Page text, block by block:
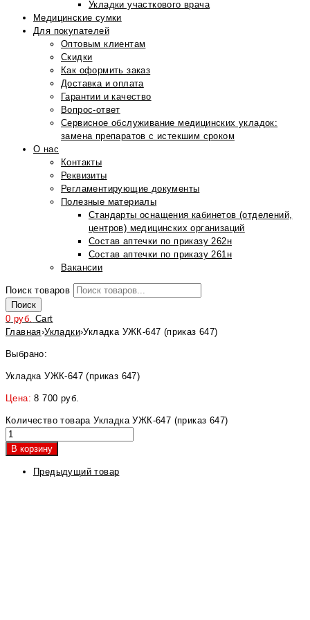
Укладки участкового врача
Медицинские сумки
Для покупателей
Оптовым клиентам
Скидки
Как оформить заказ
Доставка и оплата
Гарантии и качество
Вопрос-ответ
Сервисное обслуживание медицинских укладок:
замена препаратов с истекшим сроком
О нас
Контакты
Реквизиты
Регламентирующие документы
Полезные материалы
Стандарты оснащения кабинетов (отделений,
центров) медицинских организаций
Состав аптечки по приказу 262н
Состав аптечки по приказу 261н
Вакансии
Поиск товаров
Поиск
0 руб. Cart
Главная›Укладки›Укладка УЖК-647 (приказ 647)
Выбрано:
Укладка УЖК-647 (приказ 647)
Цена:8 700 руб.
Количество товара Укладка УЖК-647 (приказ 647)
В корзину
Предыдущий товар